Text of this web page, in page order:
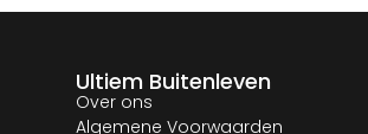
Ultiem Buitenleven
Over ons
Algemene Voorwaarden